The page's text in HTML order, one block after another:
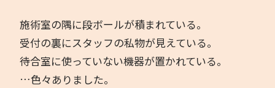
施術室の隅に段ボールが積まれている。
受付の裏にスタッフの私物が見えている。
待合室に使っていない機器が置かれている。
…色々ありました。